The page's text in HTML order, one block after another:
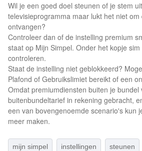
Wil je een goed doel steunen of je stem
televisieprogramma maar lukt het niet
ontvangen?
Controleer dan of de instelling premium
staat op Mijn Simpel. Onder het kopje
controleren.
Staat de instelling niet geblokkeerd?
Plafond of Gebruikslimiet bereikt of een
Omdat premiumdiensten buiten je bundel
buitenbundeltarief in rekening gebracht,
een van bovengenoemde scenario's kun
meer maken.
mijn simpel instellingen steunen